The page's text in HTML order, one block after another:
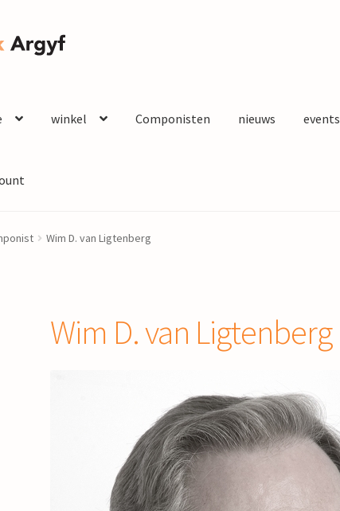
winkel Componisten nieuws events
Wim D. van Ligtenberg
Wim D. van Ligtenberg